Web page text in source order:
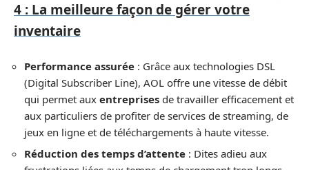
4 : La meilleure façon de gérer votre
inventaire
Performance assurée : Grâce aux technologies DSL
(Digital Subscriber Line), AOL offre une vitesse de débit
qui permet aux entreprises de travailler efficacement et
aux particuliers de profiter de services de streaming, de
jeux en ligne et de téléchargements à haute vitesse.
Réduction des temps d’attente : Dites adieu aux